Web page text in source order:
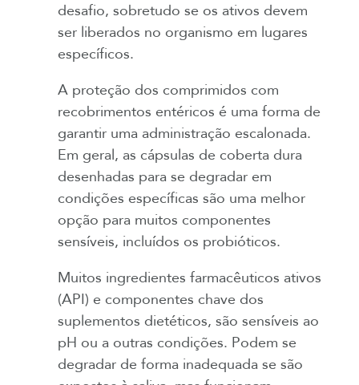
desafio, sobretudo se os ativos devem
ser liberados no organismo em lugares
específicos.
A proteção dos comprimidos com
recobrimentos entéricos é uma forma de
garantir uma administração escalonada.
Em geral, as cápsulas de coberta dura
desenhadas para se degradar em
condições específicas são uma melhor
opção para muitos componentes
sensíveis, incluídos os probióticos.
Muitos ingredientes farmacêuticos ativos
(API) e componentes chave dos
suplementos dietéticos, são sensíveis ao
pH ou a outras condições. Podem se
degradar de forma inadequada se são